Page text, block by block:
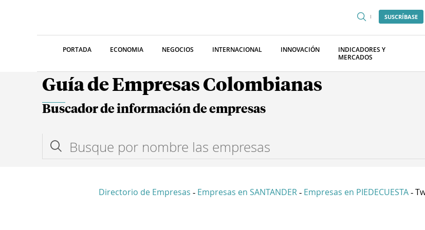
SUSCRÍBASE
PORTADA ECONOMIA NEGOCIOS INTERNACIONAL INNOVACIÓN
INDICADORES Y
MERCADOS
Guía de Empresas Colombianas
Buscador de información de empresas
Directorio de Empresas - Empresas en SANTANDER - Empresas en PIEDECUESTA -